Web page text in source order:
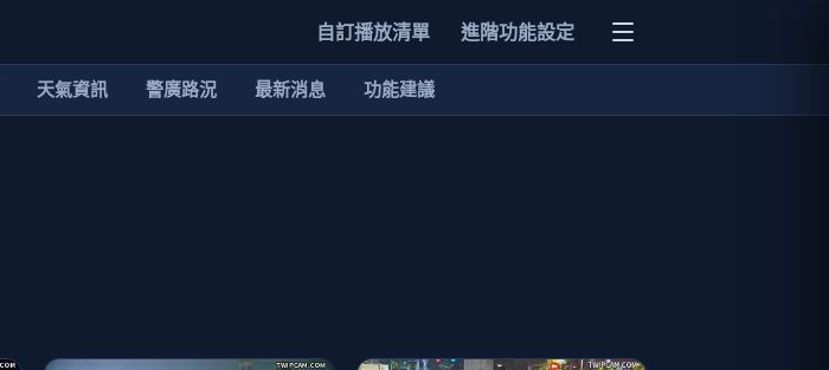
自訂播放清單 進階功能設定
天氣資訊 警廣路況 最新消息 功能建議